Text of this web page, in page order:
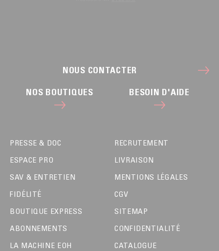
NOUS CONTACTER
NOS BOUTIQUES BESOIN D'AIDE
PRESSE & DOC
ESPACE PRO
SAV & ENTRETIEN
FIDÉLITÉ
BOUTIQUE EXPRESS
ABONNEMENTS
LA MACHINE EOH
RECRUTEMENT
LIVRAISON
MENTIONS LÉGALES
CGV
SITEMAP
CONFIDENTIALITÉ
CATALOGUE